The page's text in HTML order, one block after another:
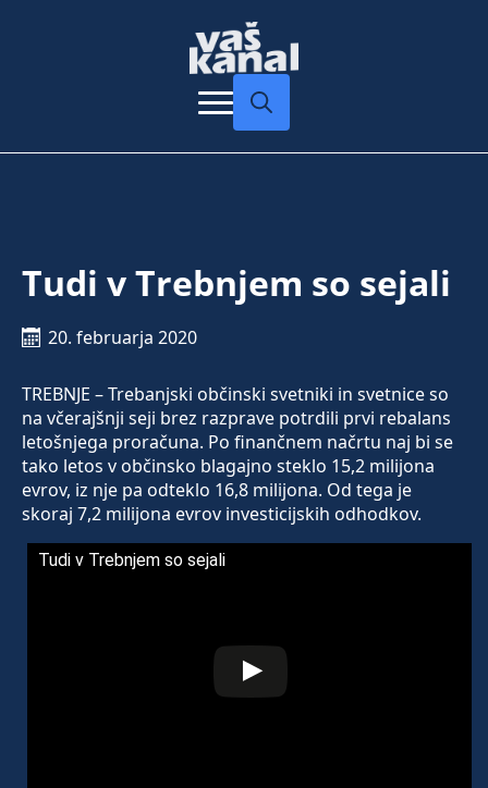
Tudi v Trebnjem so sejali
20. februarja 2020
TREBNJE – Trebanjski občinski svetniki in svetnice so
na včerajšnji seji brez razprave potrdili prvi rebalans
letošnjega proračuna. Po finančnem načrtu naj bi se
tako letos v občinsko blagajno steklo 15,2 milijona
evrov, iz nje pa odteklo 16,8 milijona. Od tega je
skoraj 7,2 milijona evrov investicijskih odhodkov.
Tudi v Trebnjem so sejali